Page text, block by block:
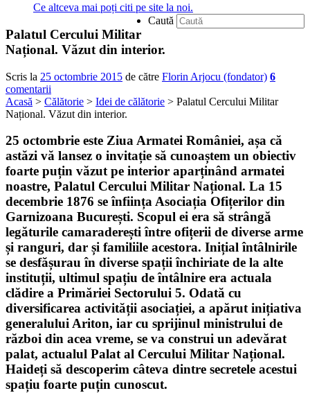
Ce altceva mai poți citi pe site la noi.
Caută
Palatul Cercului Militar
Național. Văzut din interior.
Scris la 25 octombrie 2015 de către Florin Arjocu (fondator) 6
comentarii
Acasă > Călătorie > Idei de călătorie > Palatul Cercului Militar
Național. Văzut din interior.
25 octombrie este Ziua Armatei României, așa că
astăzi vă lansez o invitație să cunoaștem un obiectiv
foarte puțin văzut pe interior aparținând armatei
noastre, Palatul Cercului Militar Național. La 15
decembrie 1876 se înființa Asociația Ofițerilor din
Garnizoana București. Scopul ei era să strângă
legăturile camaraderești între ofițerii de diverse arme
și ranguri, dar și familiile acestora. Inițial întâlnirile
se desfășurau în diverse spații închiriate de la alte
instituții, ultimul spațiu de întâlnire era actuala
clădire a Primăriei Sectorului 5. Odată cu
diversificarea activității asociației, a apărut inițiativa
generalului Ariton, iar cu sprijinul ministrului de
război din acea vreme, se va construi un adevărat
palat, actualul Palat al Cercului Militar Național.
Haideți să descoperim câteva dintre secretele acestui
spațiu foarte puțin cunoscut.